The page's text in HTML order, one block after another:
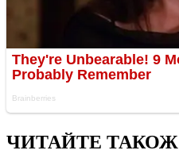
ЧИТАЙТЕ ТАКОЖ